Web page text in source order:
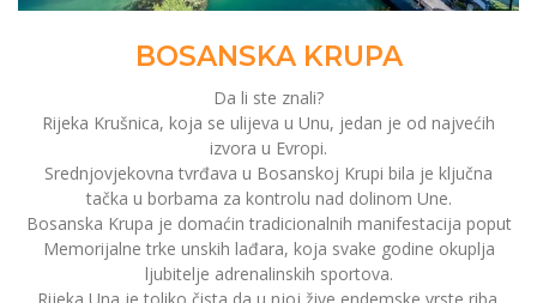
BOSANSKA KRUPA
Da li ste znali?
Rijeka Krušnica, koja se ulijeva u Unu, jedan je od najvećih
izvora u Evropi.
Srednjovjekovna tvrđava u Bosanskoj Krupi bila je ključna
tačka u borbama za kontrolu nad dolinom Une.
Bosanska Krupa je domaćin tradicionalnih manifestacija poput
Memorijalne trke unskih lađara, koja svake godine okuplja
ljubitelje adrenalinskih sportova.